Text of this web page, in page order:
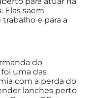
Elas saem
e para a
do
uma das
com a perda do
lanches perto